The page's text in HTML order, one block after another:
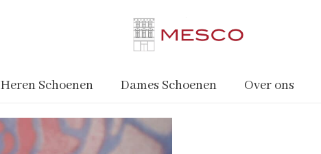
Heren Schoenen Dames Schoenen Over ons